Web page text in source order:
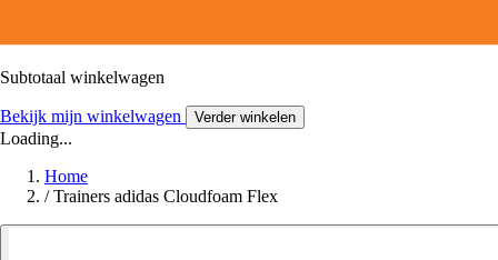
Subtotaal winkelwagen
Bekijk mijn winkelwagen Verder winkelen
Loading...
Home
/ Trainers adidas Cloudfoam Flex